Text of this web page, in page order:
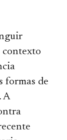
contexto
formas de
A